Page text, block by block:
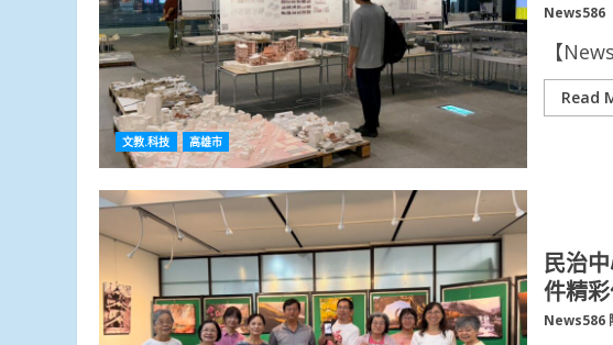
文教.科技 高雄市
News586
【
Read
民治
件精
News586